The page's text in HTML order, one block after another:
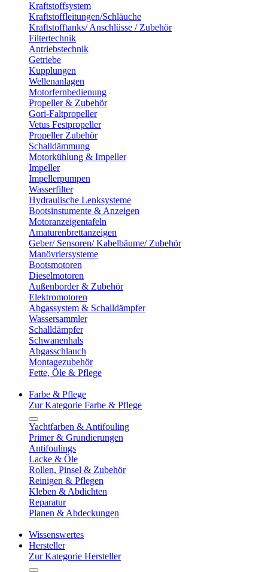
Kraftstoffsystem
Kraftstoffleitungen/Schläuche
Kraftstofftanks/ Anschlüsse / Zubehör
Filtertechnik
Antriebstechnik
Getriebe
Kupplungen
Wellenanlagen
Motorfernbedienung
Propeller & Zubehör
Gori-Faltpropeller
Vetus Festpropeller
Propeller Zubehör
Schalldämmung
Motorkühlung & Impeller
Impeller
Impellerpumpen
Wasserfilter
Hydraulische Lenksysteme
Bootsinstumente & Anzeigen
Motoranzeigentafeln
Amaturenbrettanzeigen
Geber/ Sensoren/ Kabelbäume/ Zubehör
Manövriersysteme
Bootsmotoren
Dieselmotoren
Außenborder & Zubehör
Elektromotoren
Abgassystem & Schalldämpfer
Wassersammler
Schalldämpfer
Schwanenhals
Abgasschlauch
Montagezubehör
Fette, Öle & Pflege
Farbe & Pflege
Zur Kategorie Farbe & Pflege
Yachtfarben & Antifouling
Primer & Grundierungen
Antifoulings
Lacke & Öle
Rollen, Pinsel & Zubehör
Reinigen & Pflegen
Kleben & Abdichten
Reparatur
Planen & Abdeckungen
Wissenswertes
Hersteller
Zur Kategorie Hersteller